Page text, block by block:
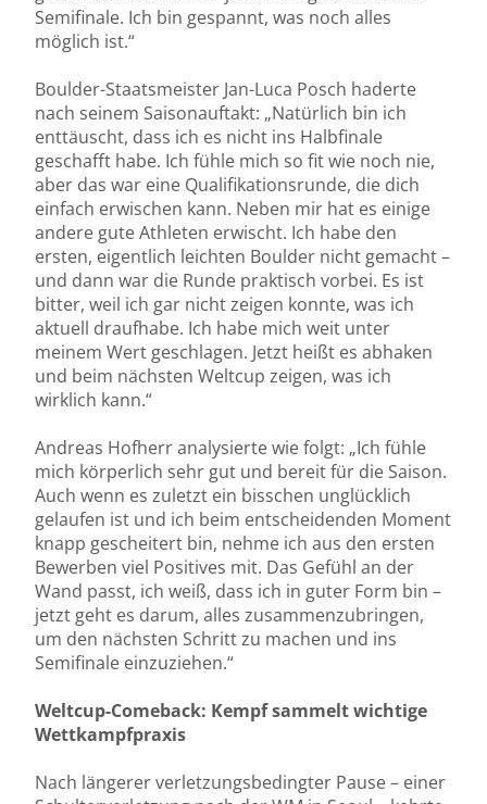
Semifinale. Ich bin gespannt, was noch alles
möglich ist.“
Boulder-Staatsmeister Jan-Luca Posch haderte
nach seinem Saisonauftakt: „Natürlich bin ich
enttäuscht, dass ich es nicht ins Halbfinale
geschafft habe. Ich fühle mich so fit wie noch nie,
aber das war eine Qualifikationsrunde, die dich
einfach erwischen kann. Neben mir hat es einige
andere gute Athleten erwischt. Ich habe den
ersten, eigentlich leichten Boulder nicht gemacht –
und dann war die Runde praktisch vorbei. Es ist
bitter, weil ich gar nicht zeigen konnte, was ich
aktuell draufhabe. Ich habe mich weit unter
meinem Wert geschlagen. Jetzt heißt es abhaken
und beim nächsten Weltcup zeigen, was ich
wirklich kann.“
Andreas Hofherr analysierte wie folgt: „Ich fühle
mich körperlich sehr gut und bereit für die Saison.
Auch wenn es zuletzt ein bisschen unglücklich
gelaufen ist und ich beim entscheidenden Moment
knapp gescheitert bin, nehme ich aus den ersten
Bewerben viel Positives mit. Das Gefühl an der
Wand passt, ich weiß, dass ich in guter Form bin –
jetzt geht es darum, alles zusammenzubringen,
um den nächsten Schritt zu machen und ins
Semifinale einzuziehen.“
Weltcup-Comeback: Kempf sammelt wichtige
Wettkampfpraxis
Nach längerer verletzungsbedingter Pause – einer